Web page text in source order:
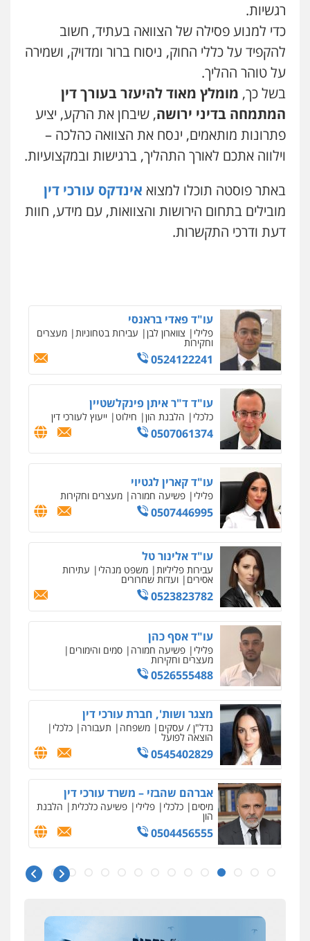
רגשיות.
כדי למנוע פסילה של הצוואה בעתיד, חשוב
להקפיד על כללי החוק, ניסוח ברור ומדויק, ושמירה
על טוהר ההליך.
בשל כך, מומלץ מאוד להיעזר בעורך דין
המתמחה בדיני ירושה, שיבחן את הרקע, יציע
פתרונות מותאמים, ינסח את הצוואה כהלכה –
וילווה אתכם לאורך התהליך, ברגישות ובמקצועיות.
באתר פוסטה תוכלו למצוא אינדקס עורכי דין
מובילים בתחום הירושות והצוואות, עם מידע, חוות
דעת ודרכי התקשרות.
קטינים
0538788878
עו"ד שגיא אקו
פלילי מעצרים וחקירות סמים עבירות מין
עורכי דין לענייני אסירים
0525279829
לוי מלאך דדון – משרד עו"ד
0544231863
עו"ד (רו"ח) יואב ציוני
עו"ד פאדי בראנסי
פלילי צווארון לבן עבירות בטחוניות מעצרים
וחקירות
0524122241
עו"ד ד"ר איתן פינקלשטיין
כלכלי הלבנת הון חילוט ייעוץ לעורכי דין
0507061374
עו"ד קארין לגטיוי
פלילי פשיעה חמורה מעצרים וחקירות
0507446995
עו"ד אלינור טל
עבירות פליליות משפט מנהלי עתירות
אסירים ועדות שחרורים
0523823782
עו"ד אסף כהן
פלילי פשיעה חמורה סמים והימורים
מעצרים וחקירות
0526555488
מצגר ושות', חברת עורכי דין
נדל"ן / עסקים משפחה תעבורה כלכלי
הוצאה לפועל
0545402829
אברהם שהבזי – משרד עורכי דין
מיסים כלכלי פלילי פשיעה כלכלית הלבנת
הון
0504456555
עו"ד אילן אלימלך
ניר קידר – צלם
רונן הלל – מוניטין
מחיקת כתבות מגוגל ודחיקת אזכורים
איומים כתובים
תושב סכנין חשוד ששלח הודעות מאיימות לעורך דין
194 עורכי הדין החדשים